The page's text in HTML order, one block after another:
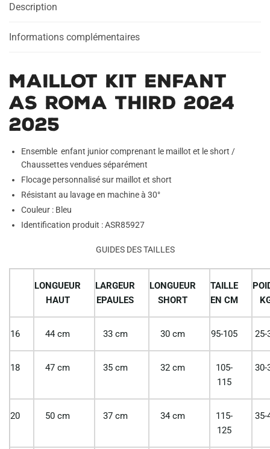
Third
2025
Description
Informations complémentaires
Maillot Kit Enfant
AS Roma Third 2024
2025
Ensemble enfant junior comprenant le maillot et le short /
Chaussettes vendues séparément
Flocage personnalisé sur maillot et short
Résistant au lavage en machine à 30°
Couleur : Bleu
Identification produit : ASR85927
GUIDES DES TAILLES
LONGUEUR
HAUT
LARGEUR
EPAULES
LONGUEUR
SHORT
TAILLE
EN CM
16 44 cm 33 cm 30 cm 95-105 25-
18 47 cm 35 cm 32 cm
105-
115
30-
20 50 cm 37 cm 34 cm
115-
125
35-